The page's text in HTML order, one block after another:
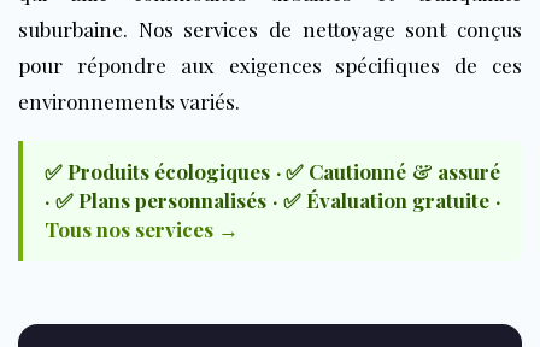
suburbaine. Nos services de nettoyage sont conçus
pour répondre aux exigences spécifiques de ces
environnements variés.
✅ Produits écologiques · ✅ Cautionné & assuré
· ✅ Plans personnalisés · ✅ Évaluation gratuite ·
Tous nos services →